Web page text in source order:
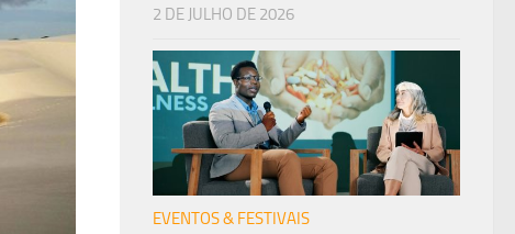
2 DE JULHO DE 2026
EVENTOS & FESTIVAIS